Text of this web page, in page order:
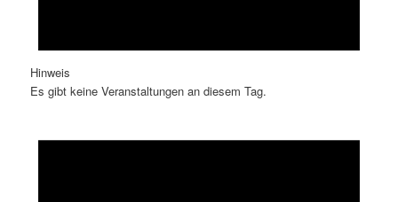
Hinweis
Es gibt keine Veranstaltungen an diesem Tag.